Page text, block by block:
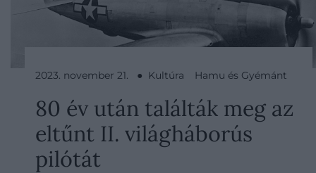
2023. november 21. ● Kultúra Hamu és Gyémánt
80 év után találták meg az
eltűnt II. világháborús
pilótát